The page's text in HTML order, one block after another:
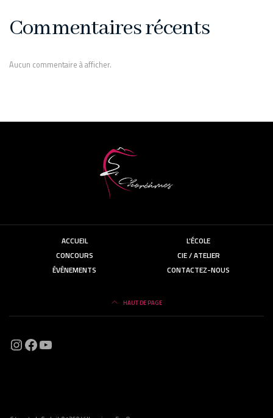
Commentaires récents
Aucun commentaire à afficher.
ACCUEIL
L’ÉCOLE
CONCOURS
CIE / ATELIER
ÉVÉNEMENTS
CONTACTEZ-NOUS
HAUT DE PAGE
Instagram
Facebook
https://www.instagram.com/